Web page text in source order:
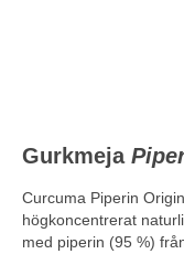
Gurkmeja
Curcuma Piperin
högkoncentrerat
med piperin (95 %)